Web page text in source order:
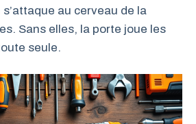
au cerveau de la
Sans elles, la porte joue les
seule.